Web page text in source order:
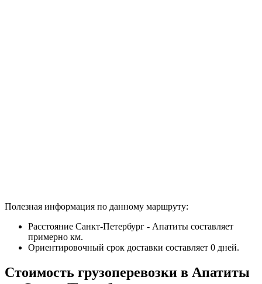
Полезная информация по данному маршруту:
Расстояние Санкт-Петербург - Апатиты составляет
примерно км.
Ориентировочный срок доставки составляет 0 дней.
Стоимость грузоперевозки в Апатиты